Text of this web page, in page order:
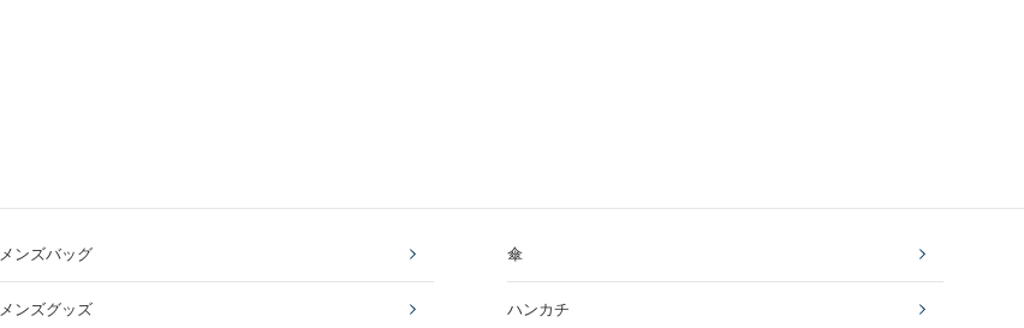
メンズバッグ
メンズグッズ
傘
ハンカチ